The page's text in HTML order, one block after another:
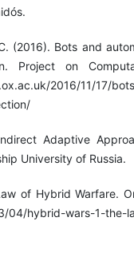
(2016). Bots and
Project on
2016/11/17/
Adaptive
University of Russia.
of Hybrid Warfare.
04/hybrid-wars-1-the-